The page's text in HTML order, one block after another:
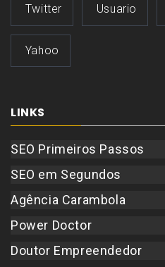
Twitter Usuario
Yahoo
LINKS
SEO Primeiros Passos
SEO em Segundos
Agência Carambola
Power Doctor
Doutor Empreendedor